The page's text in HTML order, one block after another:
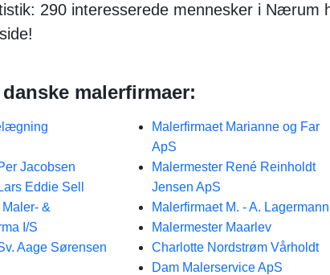
290 interesserede mennesker i Nærum
malerfirmaer:
Jacobsen
Eddie Sell
&
I/S
Aage Sørensen
Malerfirmaet Marianne og Far
ApS
Malermester René Reinholdt
Jensen ApS
Malerfirmaet M. - A. Lagermann
Malermester Maarlev
Charlotte Nordstrøm Vårholdt
Dam Malerservice ApS